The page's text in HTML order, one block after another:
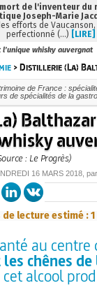
whisky auvergnat
> Distillerie (La)
de France :
de spécialités de la
: Le Progrès)
16 MARS 2018,
de lecture estimé : 1
au centre
chênes
alcool
mort de l'inventeur du
Joseph-Marie
efforts de Vaucanson,
perfectionné (…) [LIRE]